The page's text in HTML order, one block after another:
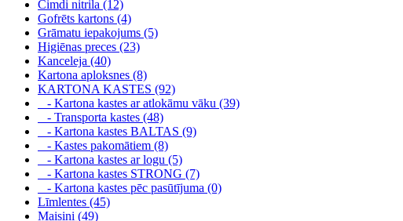
Cimdi nitrila (12)
Gofrēts kartons (4)
Grāmatu iepakojums (5)
Higiēnas preces (23)
Kanceleja (40)
Kartona aploksnes (8)
KARTONA KASTES (92)
- Kartona kastes ar atlokāmu vāku (39)
- Transporta kastes (48)
- Kartona kastes BALTAS (9)
- Kastes pakomātiem (8)
- Kartona kastes ar logu (5)
- Kartona kastes STRONG (7)
- Kartona kastes pēc pasūtījuma (0)
Līmlentes (45)
Maisiņi (49)